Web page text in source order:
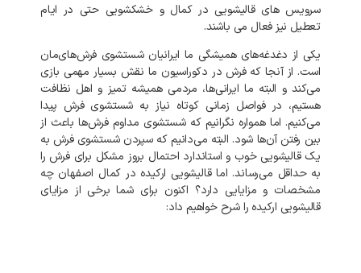
سرویس های قالیشویی در کمال و خشکشویی حتی در ایام
تعطیل نیز فعال می باشند.
یکی از دغدغه‌های همیشگی ما ایرانیان شستشوی فرش‌های‌مان
است. از آنجا که فرش در دکوراسیون ما نقش بسیار مهمی بازی
می‌کند و البته ما ایرانی‌ها، مردمی همیشه تمیز و اهل نظافت
هستیم، در فواصل زمانی کوتاه نیاز به شستشوی فرش پیدا
می‌کنیم. اما همواره نگرانیم که شستشوی مداوم فرش‌ها باعث از
بین رفتن آن‌ها شود. البته می‌دانیم که سپردن شستشوی فرش به
یک قالیشویی خوب و استاندارد احتمال بروز مشکل برای فرش را
به‌ حداقل می‌رساند. اما قالیشویی ارکیده در کمال اصفهان چه
مشخصات و مزایایی دارد؟ اکنون برای شما برخی از مزایای
قالیشویی ارکیده را شرح خواهیم داد: